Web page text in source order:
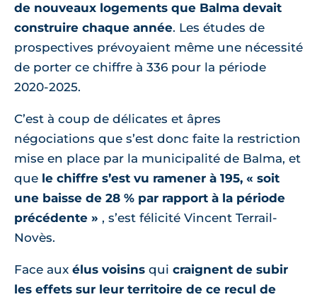
de nouveaux logements que Balma devait
construire chaque année. Les études de
prospectives prévoyaient même une nécessité
de porter ce chiffre à 336 pour la période
2020-2025.
C’est à coup de délicates et âpres
négociations que s’est donc faite la restriction
mise en place par la municipalité de Balma, et
que le chiffre s’est vu ramener à 195, « soit
une baisse de 28 % par rapport à la période
précédente » , s’est félicité Vincent Terrail-
Novès.
Face aux élus voisins qui craignent de subir
les effets sur leur territoire de ce recul de